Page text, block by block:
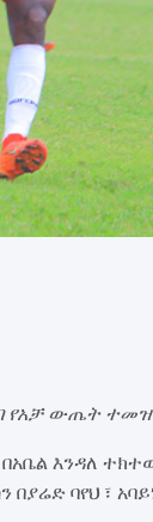
የአቻ ውጤት
እንዳለ
ባየህ ፣